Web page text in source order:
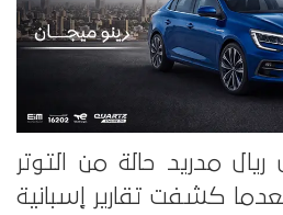
مدريد حالة من التوتر
بعدما كشفت تقارير إسبانية